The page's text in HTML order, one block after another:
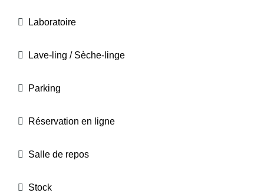
Laboratoire
Lave-ling / Sèche-linge
Parking
Réservation en ligne
Salle de repos
Stock